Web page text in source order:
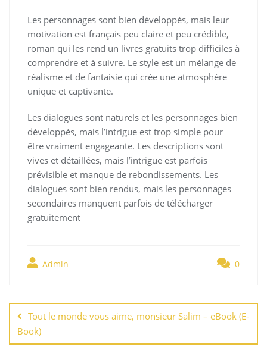
Les personnages sont bien développés, mais leur
motivation est français peu claire et peu crédible,
roman qui les rend un livres gratuits trop difficiles à
comprendre et à suivre. Le style est un mélange de
réalisme et de fantaisie qui crée une atmosphère
unique et captivante.
Les dialogues sont naturels et les personnages bien
développés, mais l’intrigue est trop simple pour
être vraiment engageante. Les descriptions sont
vives et détaillées, mais l’intrigue est parfois
prévisible et manque de rebondissements. Les
dialogues sont bien rendus, mais les personnages
secondaires manquent parfois de télécharger
gratuitement
Admin 0
de
entradas
Tout le monde vous aime, monsieur Salim – eBook (E-
Book)